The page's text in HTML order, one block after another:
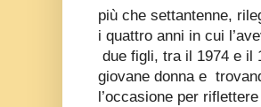
più che settantenne,
i quattro anni in cui
due figli, tra il 1974 e il
giovane donna e
l’occasione per